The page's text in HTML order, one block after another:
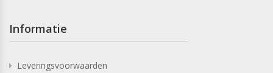
Informatie
Leveringsvoorwaarden